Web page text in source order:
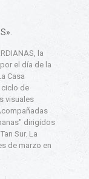
la
el día de la
Casa
ciclo de
visuales
dirigidos
Sur. La
de marzo en